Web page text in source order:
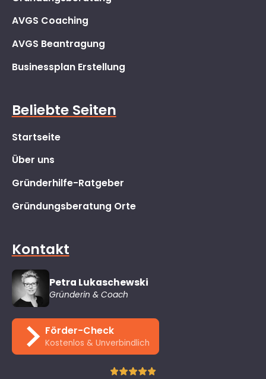
AVGS Coaching
AVGS Beantragung
Businessplan Erstellung
Beliebte Seiten
Startseite
Über uns
Gründerhilfe-Ratgeber
Gründungsberatung Orte
Kontakt
Petra Lukaschewski
Gründerin & Coach
Förder-Check
Kostenlos & Unverbindlich